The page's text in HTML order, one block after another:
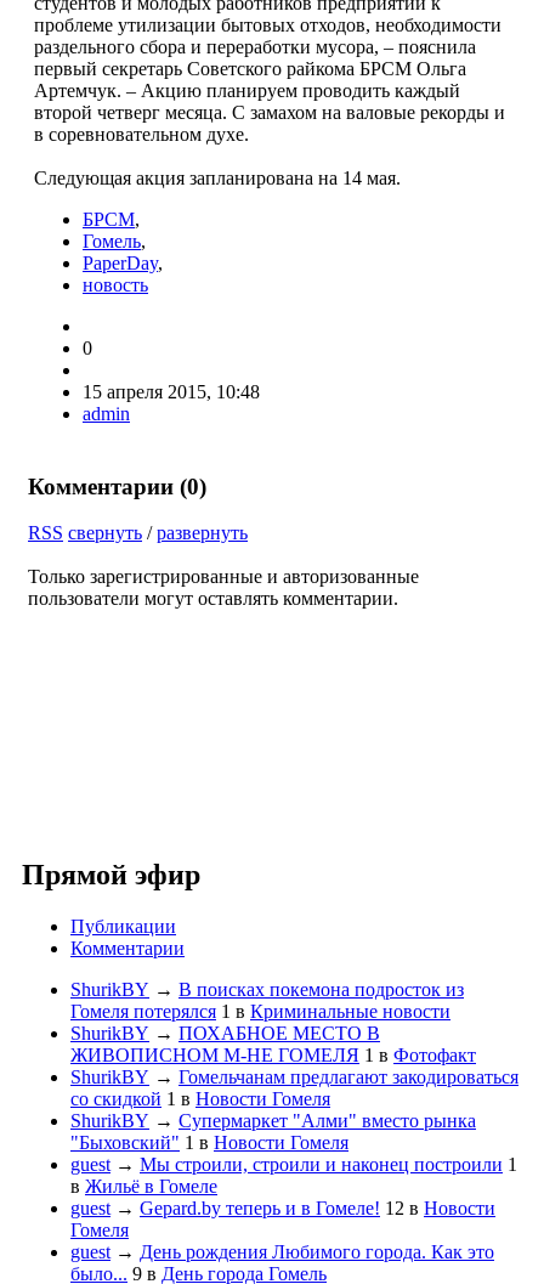
проблеме утилизации бытовых отходов, необходимости
раздельного сбора и переработки мусора, – пояснила
первый секретарь Советского райкома БРСМ Ольга
Артемчук. – Акцию планируем проводить каждый
второй четверг месяца. С замахом на валовые рекорды и
в соревновательном духе.
Следующая акция запланирована на 14 мая.
БРСМ,
Гомель,
PaperDay,
новость
0
15 апреля 2015, 10:48
admin
Комментарии (0)
RSS свернуть /развернуть
Только зарегистрированные и авторизованные
пользователи могут оставлять комментарии.
Прямой эфир
Публикации
Комментарии
ShurikBY → В поисках покемона подросток из
Гомеля потерялся 1 в Криминальные новости
ShurikBY → ПОХАБНОЕ МЕСТО В
ЖИВОПИСНОМ М-НЕ ГОМЕЛЯ 1 в Фотофакт
ShurikBY → Гомельчанам предлагают закодироваться
со скидкой 1 в Новости Гомеля
ShurikBY → Супермаркет "Алми" вместо рынка
"Быховский" 1 в Новости Гомеля
guest → Мы строили, строили и наконец построили 1
в Жильё в Гомеле
guest → Gepard.by теперь и в Гомеле! 12 в Новости
Гомеля
guest → День рождения Любимого города. Как это
было... 9 в День города Гомель